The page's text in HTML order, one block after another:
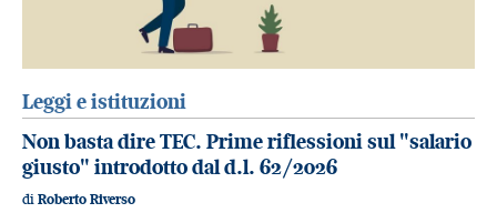
Leggi e istituzioni
Non basta dire TEC. Prime riflessioni sul "salario
giusto" introdotto dal d.l. 62/2026
di Roberto Riverso